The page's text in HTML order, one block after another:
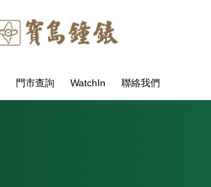
門市查詢 WatchIn 聯絡我們